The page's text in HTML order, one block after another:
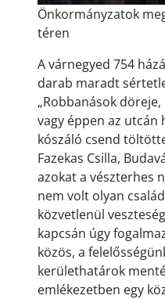
Önkormányzatok
téren
A várnegyed 754
darab maradt
„Robbanások
vagy éppen az
kószáló csend
Fazekas Csilla,
azokat a vészterhes
nem volt olyan
közvetlenül
kapcsán úgy
közös, a
kerülethatárok
emlékezetben egy